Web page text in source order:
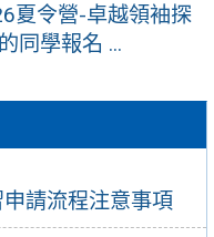
請流程注意事項
夏令營-卓越領袖探
同學報名 ...